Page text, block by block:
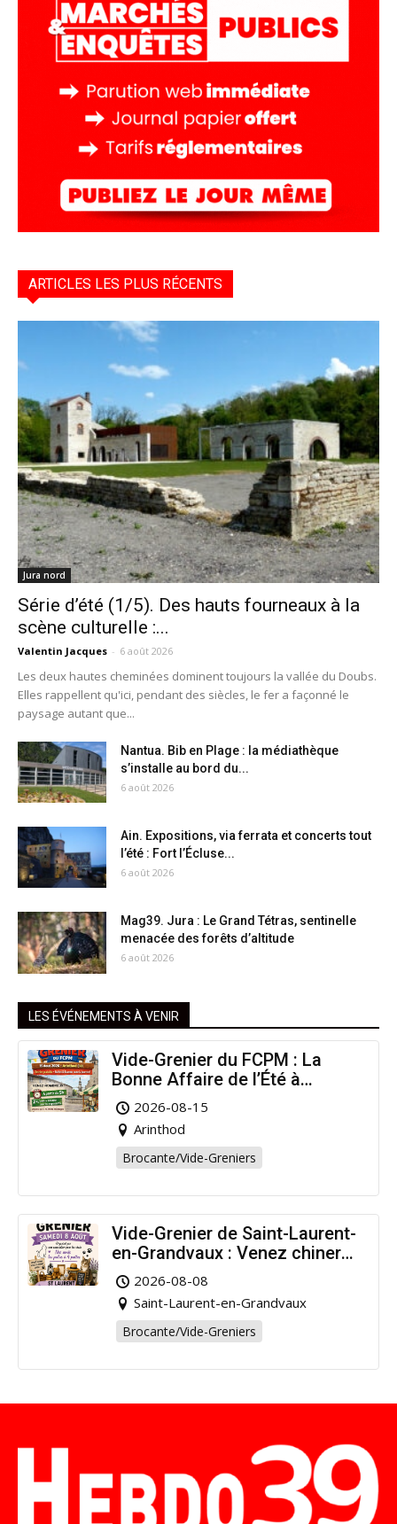
ARTICLES LES PLUS RÉCENTS
Jura nord
Série d’été (1/5). Des hauts fourneaux à la
scène culturelle :...
Valentin Jacques - 6 août 2026
Les deux hautes cheminées dominent toujours la vallée du Doubs.
Elles rappellent qu'ici, pendant des siècles, le fer a façonné le
paysage autant que...
Nantua. Bib en Plage : la médiathèque
s’installe au bord du...
6 août 2026
Ain. Expositions, via ferrata et concerts tout
l’été : Fort l’Écluse...
6 août 2026
Mag39. Jura : Le Grand Tétras, sentinelle
menacée des forêts d’altitude
6 août 2026
LES ÉVÉNEMENTS À VENIR
Vide-Grenier du FCPM : La
Bonne Affaire de l’Été à
Arinthod !
2026-08-15
Arinthod
Brocante/Vide-Greniers
Vide-Grenier de Saint-Laurent-
en-Grandvaux : Venez chiner
pour la bonne cause !
2026-08-08
Saint-Laurent-en-Grandvaux
Brocante/Vide-Greniers